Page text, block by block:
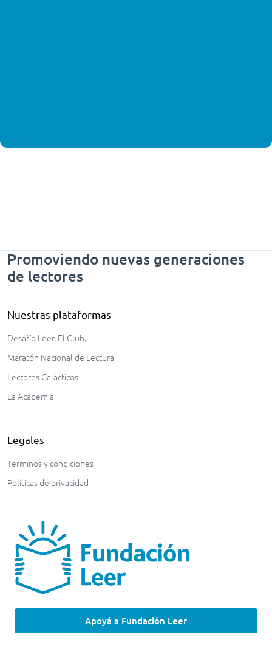
Promoviendo nuevas generaciones
de lectores
Nuestras plataformas
Desafío Leer. El Club.
Maratón Nacional de Lectura
Lectores Galácticos
La Academia
Legales
Terminos y condiciones
Políticas de privacidad
Apoyá a Fundación Leer